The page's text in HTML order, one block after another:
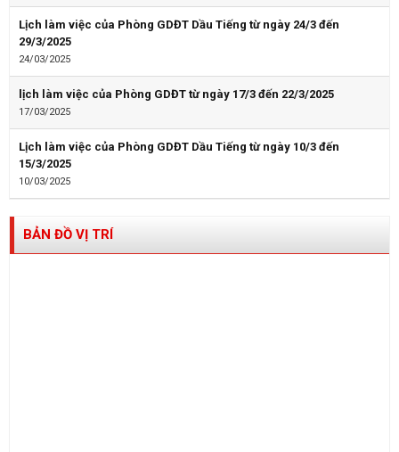
Lịch làm việc của Phòng GDĐT Dầu Tiếng từ ngày 24/3 đến
29/3/2025
24/03/2025
lịch làm việc của Phòng GDĐT từ ngày 17/3 đến 22/3/2025
17/03/2025
Lịch làm việc của Phòng GDĐT Dầu Tiếng từ ngày 10/3 đến
15/3/2025
10/03/2025
BẢN ĐỒ VỊ TRÍ